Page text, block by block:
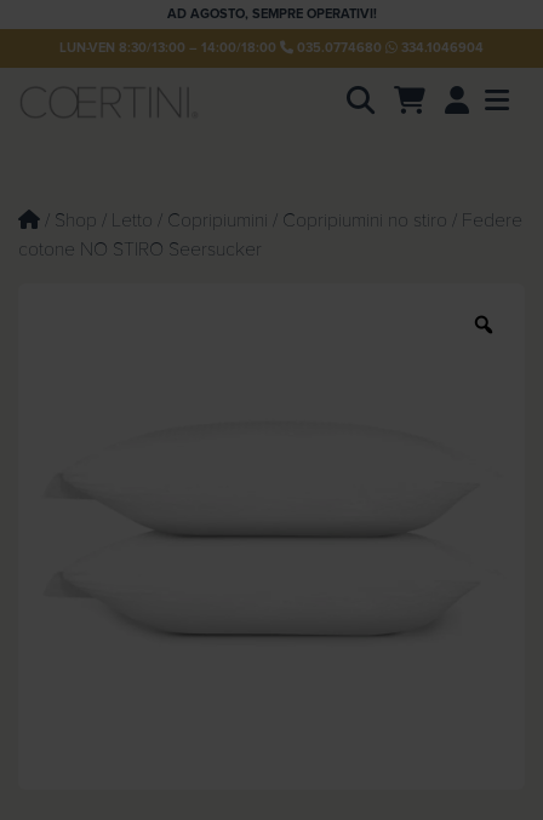
AD AGOSTO, SEMPRE OPERATIVI!
LUN-VEN 8:30/13:00 – 14:00/18:00 035.0774680 334.1046904
Account
u
c
t
/ Shop / Letto / Copripiumini / Copripiumini no stiro / Federe
cotone NO STIRO Seersucker